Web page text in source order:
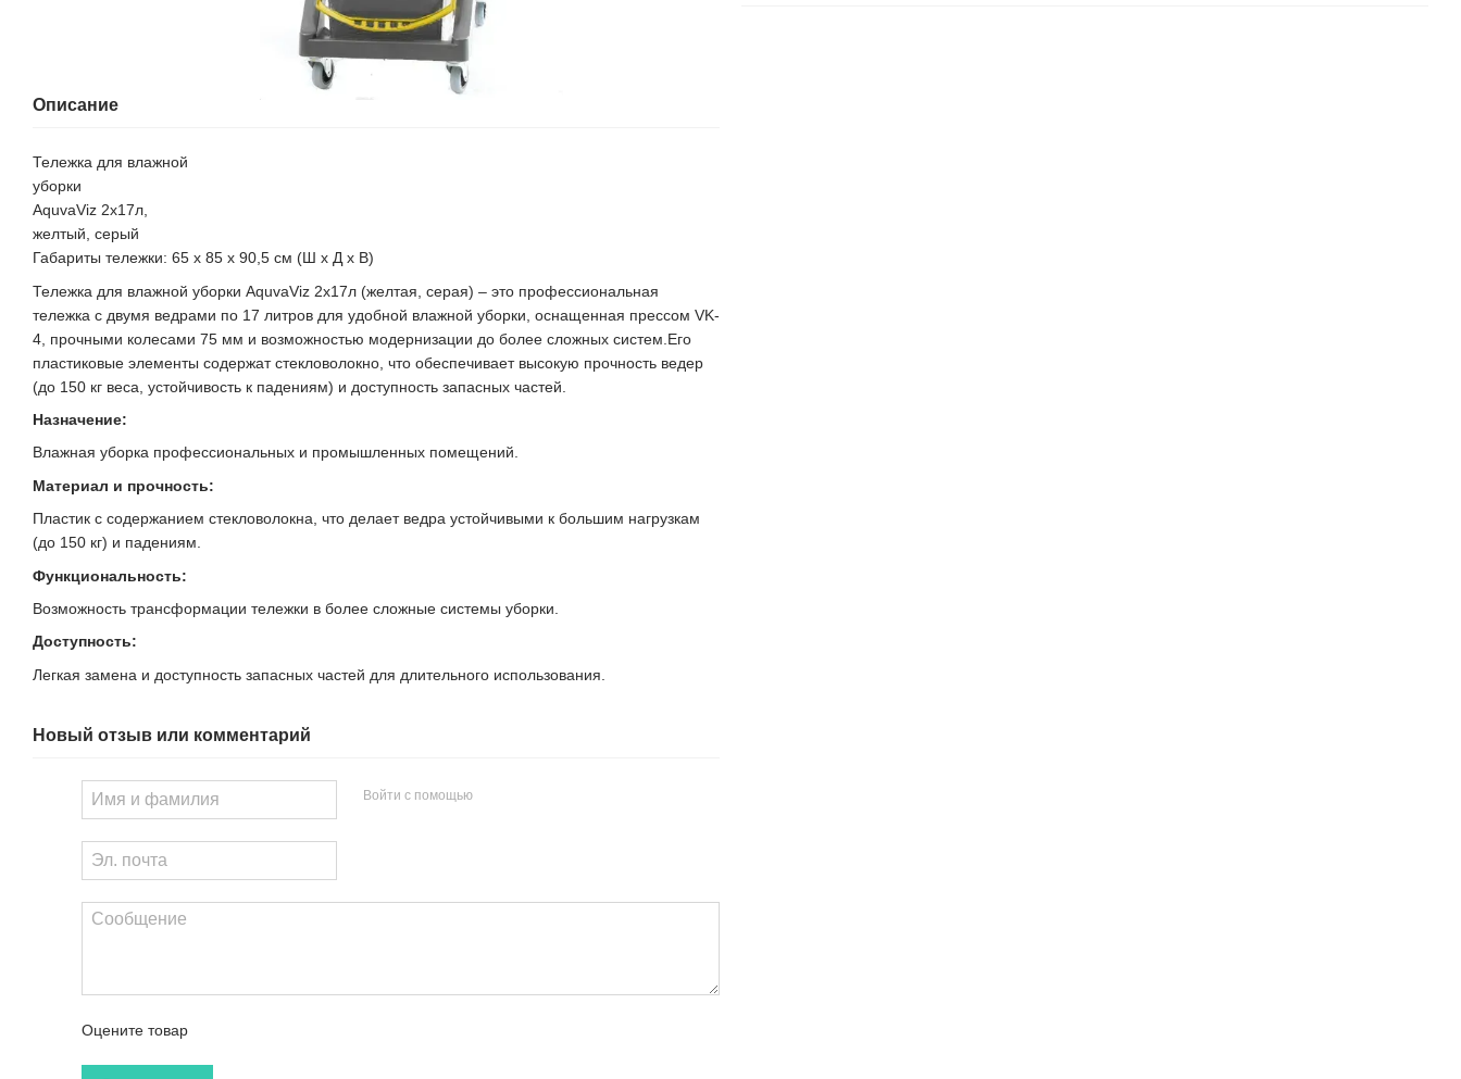
Описание
Тележка для влажной
уборки
AquvaViz 2x17л,
желтый, серый
Габариты тележки: 65 х 85 х 90,5 см (Ш х Д х В)
Тележка для влажной уборки AquvaViz 2x17л (желтая, серая) – это профессиональная
тележка с двумя ведрами по 17 литров для удобной влажной уборки, оснащенная прессом VK-
4, прочными колесами 75 мм и возможностью модернизации до более сложных систем.Его
пластиковые элементы содержат стекловолокно, что обеспечивает высокую прочность ведер
(до 150 кг веса, устойчивость к падениям) и доступность запасных частей.
Назначение:
Влажная уборка профессиональных и промышленных помещений.
Материал и прочность:
Пластик с содержанием стекловолокна, что делает ведра устойчивыми к большим нагрузкам
(до 150 кг) и падениям.
Функциональность:
Возможность трансформации тележки в более сложные системы уборки.
Доступность:
Легкая замена и доступность запасных частей для длительного использования.
Новый отзыв или комментарий
Войти с помощью
Оцените товар